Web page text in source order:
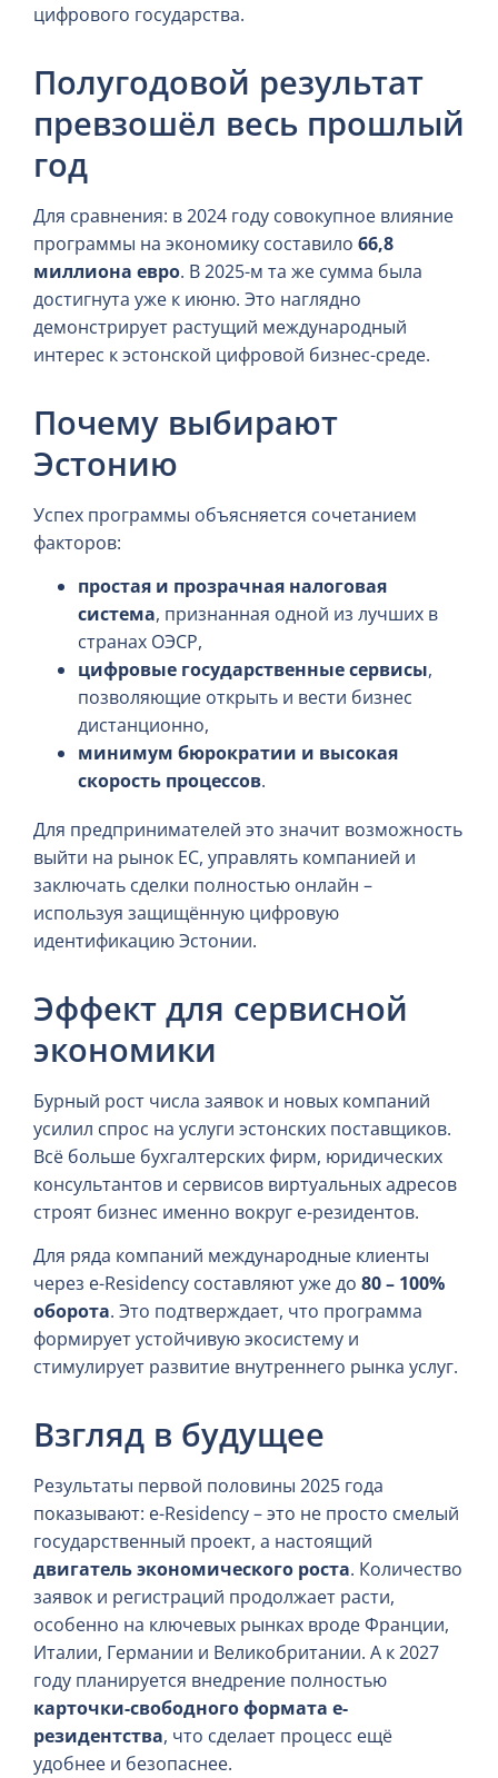
цифрового государства.
Полугодовой результат
превзошёл весь прошлый
год
Для сравнения: в 2024 году совокупное влияние
программы на экономику составило 66,8
миллиона евро. В 2025-м та же сумма была
достигнута уже к июню. Это наглядно
демонстрирует растущий международный
интерес к эстонской цифровой бизнес-среде.
Почему выбирают
Эстонию
Успех программы объясняется сочетанием
факторов:
простая и прозрачная налоговая
система, признанная одной из лучших в
странах ОЭСР,
цифровые государственные сервисы,
позволяющие открыть и вести бизнес
дистанционно,
минимум бюрократии и высокая
скорость процессов.
Для предпринимателей это значит возможность
выйти на рынок ЕС, управлять компанией и
заключать сделки полностью онлайн –
используя защищённую цифровую
идентификацию Эстонии.
Эффект для сервисной
экономики
Бурный рост числа заявок и новых компаний
усилил спрос на услуги эстонских поставщиков.
Всё больше бухгалтерских фирм, юридических
консультантов и сервисов виртуальных адресов
строят бизнес именно вокруг е-резидентов.
Для ряда компаний международные клиенты
через e-Residency составляют уже до 80 – 100%
оборота. Это подтверждает, что программа
формирует устойчивую экосистему и
стимулирует развитие внутреннего рынка услуг.
Взгляд в будущее
Результаты первой половины 2025 года
показывают: e-Residency – это не просто смелый
государственный проект, а настоящий
двигатель экономического роста. Количество
заявок и регистраций продолжает расти,
особенно на ключевых рынках вроде Франции,
Италии, Германии и Великобритании. А к 2027
году планируется внедрение полностью
карточки-свободного формата е-
резидентства, что сделает процесс ещё
удобнее и безопаснее.